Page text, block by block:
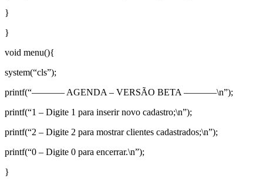
}
}
void menu(){
system(“cls”);
printf(“———– AGENDA – VERSÃO BETA ———–\n”);
printf(“1 – Digite 1 para inserir novo cadastro;\n”);
printf(“2 – Digite 2 para mostrar clientes cadastrados;\n”);
printf(“0 – Digite 0 para encerrar.\n”);
}